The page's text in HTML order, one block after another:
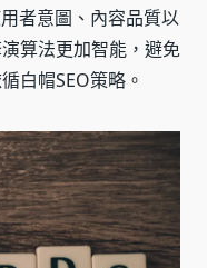
者意圖、內容品質以
算法更加智能，避免
白帽SEO策略。